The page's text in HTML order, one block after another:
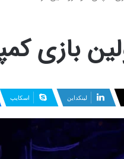
بازی
لینکداین اسکایپ